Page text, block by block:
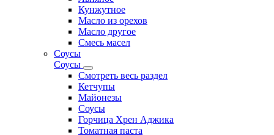
Кунжутное
Масло из орехов
Масло другое
Смесь масел
Соусы
Соусы
Смотреть весь раздел
Кетчупы
Майонезы
Соусы
Горчица Хрен Аджика
Томатная паста